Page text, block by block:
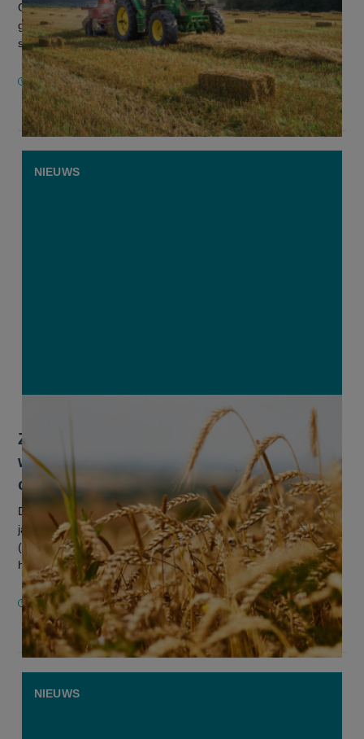
Ondanks geopolitieke spanningen, onzeker handelsbeleid en
grillige weersomstandigheden houden ze voorlopig goed
stand. Voor Vlaamse landb...
18 AUGUSTUS 2025
Zomergranen kunnen slechte oogst
wintergranen in 2024 onvoldoende
compenseren
De Belgische graanproductie kende in 2024 een moeilijker
jaar. De productie van wintertarwe (-41%) en wintergerst
(-26%) lieten een sterke daling optekenen. De zomergranen
hebben het daarna...
7 AUGUSTUS 2025
NIEUWS
NIEUWS